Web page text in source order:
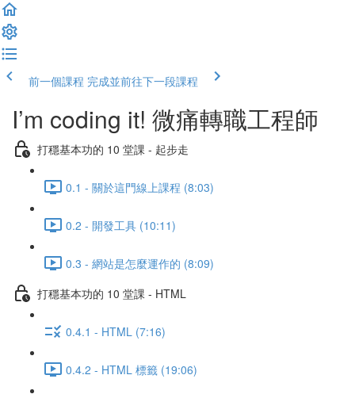
前一個課程 完成並前往下一段課程
I’m coding it! 微痛轉職工程師
打穩基本功的 10 堂課 - 起步走
0.1 - 關於這門線上課程 (8:03)
0.2 - 開發工具 (10:11)
0.3 - 網站是怎麼運作的 (8:09)
打穩基本功的 10 堂課 - HTML
0.4.1 - HTML (7:16)
0.4.2 - HTML 標籤 (19:06)